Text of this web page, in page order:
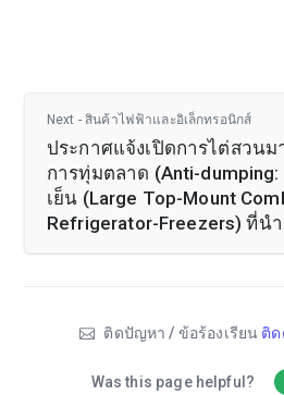
Next - สินค้าไฟฟ้าและอิเล็กทรอนิกส์
ประกาศแจ้งเปิดการไต่สวน
การทุ่มตลาด (Anti-
เย็น (Large Top-Mount
Refrigerator-Freezers) ที่น
ติดปัญหา / ข้อร้องเรียน ติด
Was this page helpful?